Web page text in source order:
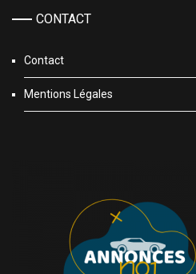
CONTACT
Contact
Mentions Légales